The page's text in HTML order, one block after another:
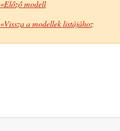
«Előző modell
«Vissza a modellek listájához